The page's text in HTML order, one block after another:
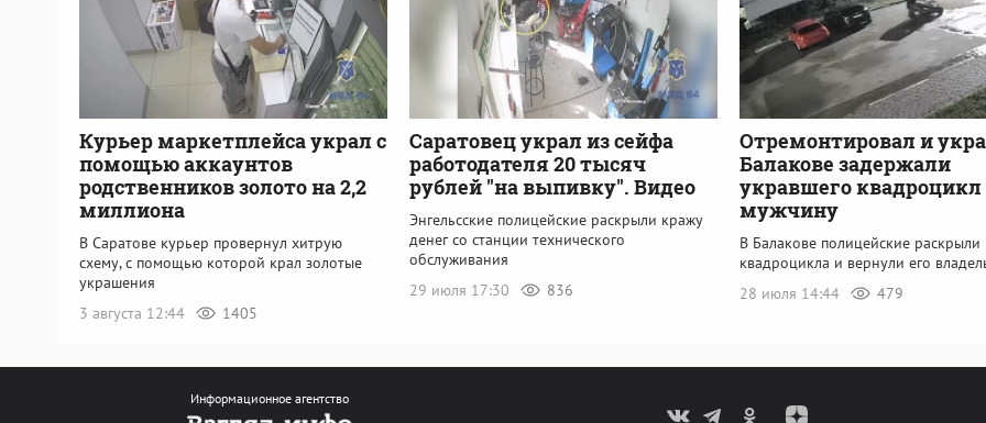
Курьер маркетплейса украл с
помощью аккаунтов
родственников золото на 2,2
миллиона
В Саратове курьер провернул хитрую
схему, с помощью которой крал золотые
украшения
3 августа 12:44
1405
Саратовец украл из сейфа
работодателя 20 тысяч
рублей "на выпивку". Видео
Энгельсские полицейские раскрыли кражу
денег со станции технического
обслуживания
29 июля 17:30
836
Отремонтировал и
Балакове задержали
укравшего квадроцикл
мужчину
В Балакове полицейские раскрыли
квадроцикла и вернули его
28 июля 14:44
479
Информационное агентство